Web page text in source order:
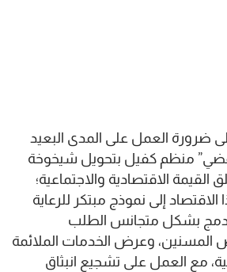
ضرورة العمل على المدى البعيد
منظم كفيل بتحويل شيخوخة
القيمة الاقتصادية والاجتماعية؛
إلى نموذج مبتكر للرعاية
يدمج بشكل متجانس الطلب
المسنين، وعرض الخدمات الملائمة
مع العمل على تشجيع انبثاق